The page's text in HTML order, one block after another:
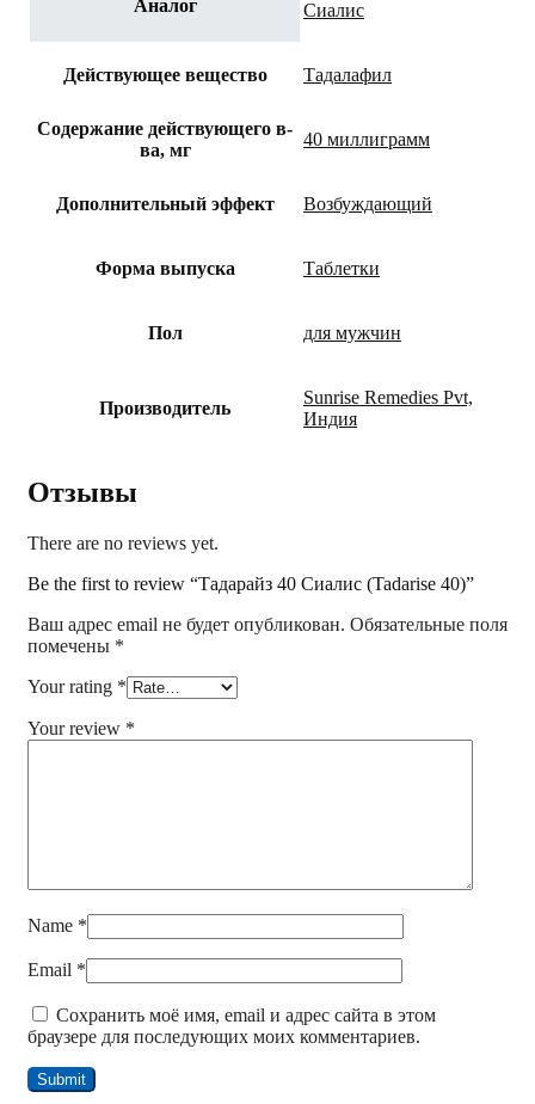
Аналог Сиалис
Действующее вещество Тадалафил
Содержание действующего в-
ва, мг
40 миллиграмм
Дополнительный эффект Возбуждающий
Форма выпуска Таблетки
Пол для мужчин
Производитель
Sunrise Remedies Pvt,
Индия
Отзывы
There are no reviews yet.
Be the first to review “Тадарайз 40 Сиалис (Tadarise 40)”
Ваш адрес email не будет опубликован. Обязательные поля
помечены *
Your rating *
Your review *
Name *
Email *
Сохранить моё имя, email и адрес сайта в этом
браузере для последующих моих комментариев.